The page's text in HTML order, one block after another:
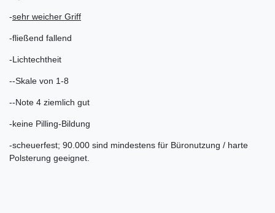
-sehr weicher Griff
-fließend fallend
-Lichtechtheit
--Skale von 1-8
--Note 4 ziemlich gut
-keine Pilling-Bildung
-scheuerfest; 90.000 sind mindestens für Büronutzung / harte
Polsterung geeignet.